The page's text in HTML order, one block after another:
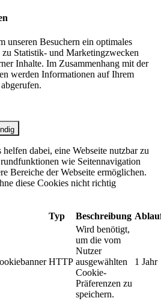
unseren Besuchern ein optimales
Statistik- und Marketingzwecken
Inhalte. Im Zusammenhang mit der
werden Informationen auf Ihrem
dabei, eine Webseite nutzbar zu
wie Seitennavigation
Bereiche der Webseite ermöglichen.
diese Cookies nicht richtig
Typ Beschreibung
HTTP
Wird benötigt,
um die vom
Nutzer
ausgewählten
Cookie-
Präferenzen zu
speichern.
1 Jahr